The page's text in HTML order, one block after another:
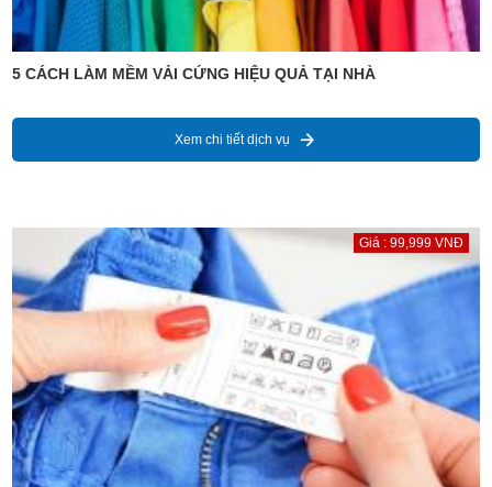
5 CÁCH LÀM MỀM VẢI CỨNG HIỆU QUẢ TẠI NHÀ
Xem chi tiết dịch vụ
Giá : 99,999 VNĐ